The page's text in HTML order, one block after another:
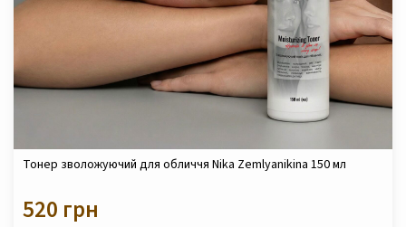
Тонер зволожуючий для обличчя Nika Zemlyanikina 150 мл
520 грн